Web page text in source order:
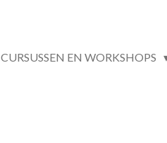
CURSUSSEN EN WORKSHOPS